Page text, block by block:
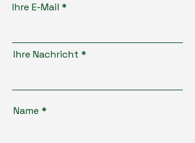
Ihre E-Mail
Ihre Nachricht
Name